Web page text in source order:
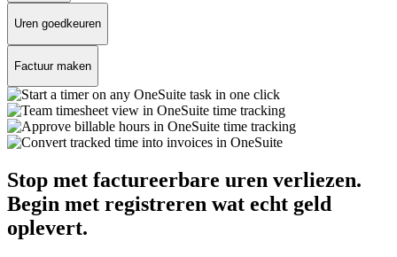
Uren goedkeuren
Factuur maken
Stop met factureerbare uren verliezen.
Begin met registreren wat echt geld
oplevert.